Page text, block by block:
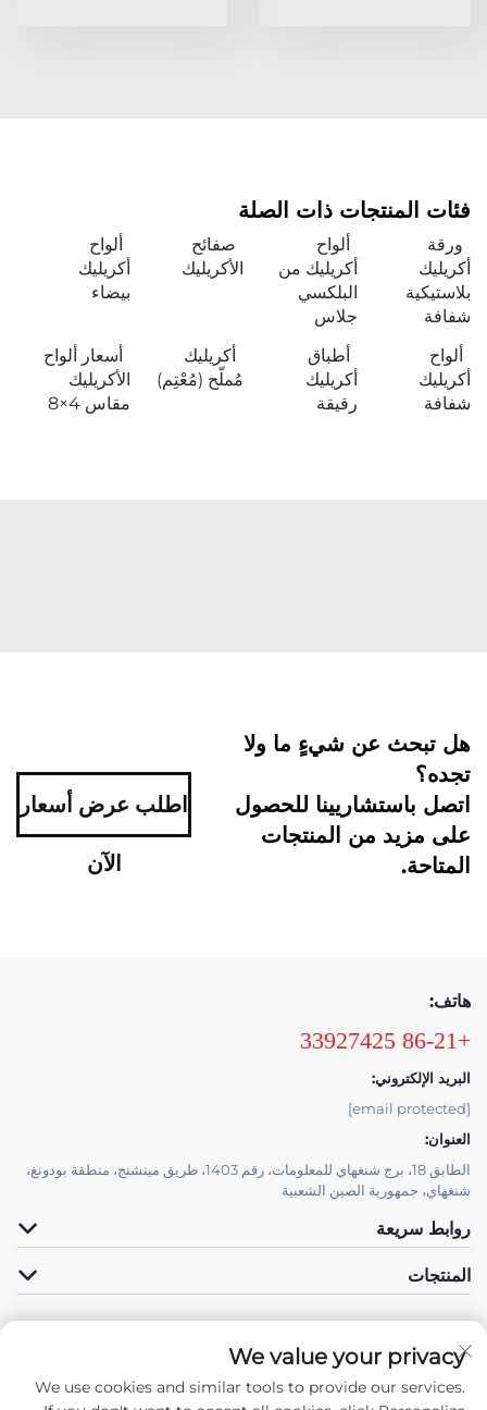
فئات المنتجات ذات الصلة
ورقة
أكريليك
بلاستيكية
شفافة
ألواح
أكريليك من
البلكسي
جلاس
صفائح
الأكريليك
ألواح
أكريليك
بيضاء
ألواح
أكريليك
شفافة
أطباق
أكريليك
رقيقة
أكريليك
مُملّح (مُعْتِم)
أسعار ألواح
الأكريليك
مقاس 4×8
هل تبحث عن شيءٍ ما ولا
تجده؟
اتصل باستشاريينا للحصول
على مزيد من المنتجات
المتاحة.
اطلب عرض أسعار
الآن
هاتف:
+86-21 33927425
البريد الإلكتروني:
[email protected]
العنوان:
الطابق 18، برج شنغهاي للمعلومات، رقم 1403، طريق مينشنج، منطقة بودونغ،
شنغهاي، جمهورية الصين الشعبية
روابط سريعة
المنتجات
الدعم الفني بواسطة JUTUWe value your privacy
We use cookies and similar tools to provide our services.